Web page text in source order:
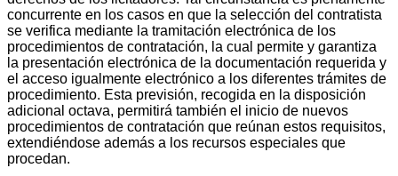
concurrente en los casos en que la selección del contratista
se verifica mediante la tramitación electrónica de los
procedimientos de contratación, la cual permite y garantiza
la presentación electrónica de la documentación requerida y
el acceso igualmente electrónico a los diferentes trámites de
procedimiento. Esta previsión, recogida en la disposición
adicional octava, permitirá también el inicio de nuevos
procedimientos de contratación que reúnan estos requisitos,
extendiéndose además a los recursos especiales que
procedan.